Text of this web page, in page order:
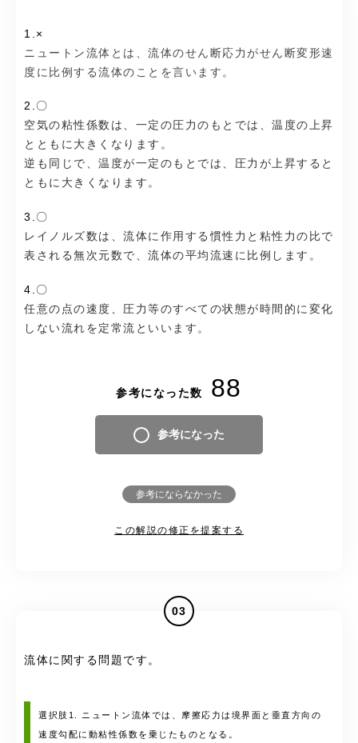
1.×
ニュートン流体とは、流体のせん断応力がせん断変形速
度に比例する流体のことを言います。
2.〇
空気の粘性係数は、一定の圧力のもとでは、温度の上昇
とともに大きくなります。
逆も同じで、温度が一定のもとでは、圧力が上昇すると
ともに大きくなります。
3.〇
レイノルズ数は、流体に作用する慣性力と粘性力の比で
表される無次元数で、流体の平均流速に比例します。
4.〇
任意の点の速度、圧力等のすべての状態が時間的に変化
しない流れを定常流といいます。
参考になった数 88
参考になった
参考にならなかった
この解説の修正を提案する
03
流体に関する問題です。
選択肢1. ニュートン流体では、摩擦応力は境界面と垂直方向の
速度勾配に動粘性係数を乗じたものとなる。